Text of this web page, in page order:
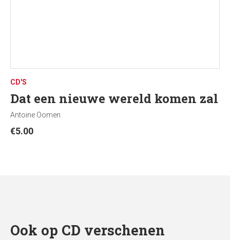
CD'S
Dat een nieuwe wereld komen zal
Antoine Oomen
€5.00
Ook op CD verschenen